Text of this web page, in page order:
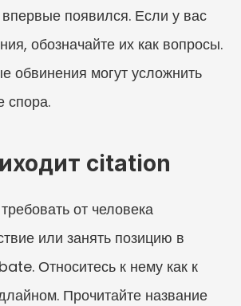
впервые появился. Если у вас
обозначайте их как вопросы.
обвинения могут усложнить
спора.
citation
от человека
или занять позицию в
Относитесь к нему как к
Прочитайте название